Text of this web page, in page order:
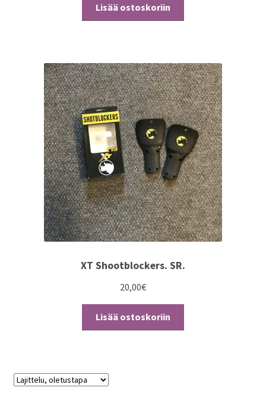
Lisää ostoskoriin
XT Shootblockers. SR.
20,00€
Lisää ostoskoriin